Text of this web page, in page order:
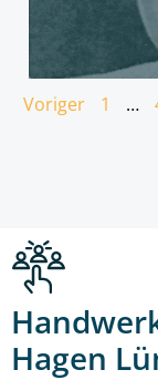
Voriger 1 …
Hagen